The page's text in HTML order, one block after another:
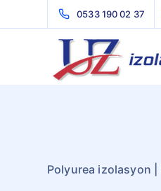
0533 190 02 37
Polyurea izolasyon